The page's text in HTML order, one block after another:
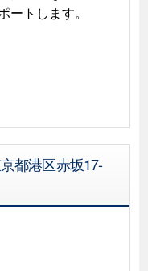
ートします。
都港区赤坂17-